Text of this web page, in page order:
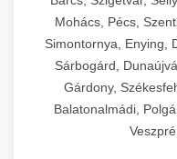
Mohács, Pécs,
Simontornya, Enying,
Sárbogárd,
Gárdony,
Balatonalmádi,